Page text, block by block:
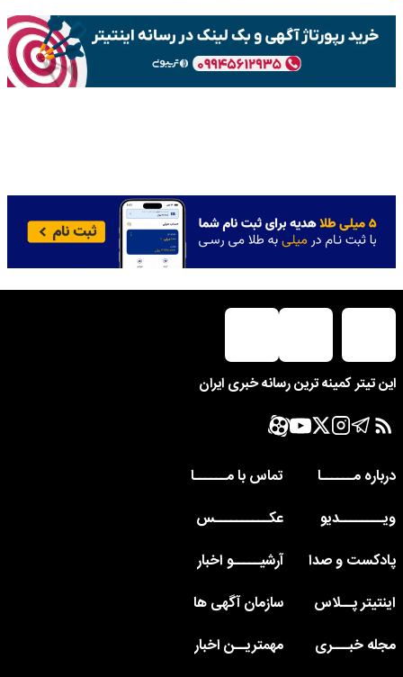
این تیتر کمینه ترین رسانه خبری ایران
درباره مــــــا
تماس با مــــــا
ویــــــــدیو
عکــــــــــس
پادکست و صدا
آرشیـــــو اخبار
اینتیتر پــلاس
سازمان آگهی ها
مجله خبـــری
مهمتریــن اخبار